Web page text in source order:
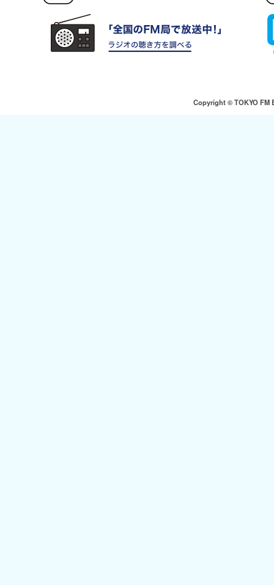
Copyright © TOKYO FM